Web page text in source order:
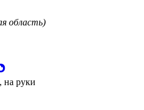
область)
на руки